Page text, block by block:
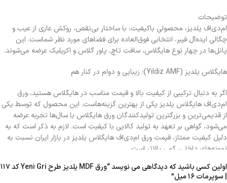
توضیحات
ام‌دی‌اف یلدیز، محصولی باکیفیت، با ساختار بی‌نقص، روکش عاری از عیب و
چگالی ایده‌آل فیبر، انتخابی فوق‌العاده برای فضاهای مورد نظر شماست. این
پانل‌ها در چهار نوع هایگلاس، سافت تاچ، پاور گلاس و اکریلیک عرضه می‌شوند.
هایگلاس یلدیز (Yildiz AMF): زیبایی و دوام در کنار هم
اگر به دنبال ترکیبی از کیفیت بالا و قیمت مناسب در هایگلاس هستید، ورق
ام‌دی‌اف هایگلاس یلدیز یکی از بهترین گزینه‌هاست. این محصول که توسط یکی
از قدیمی‌ترین و بزرگترین تولیدکنندگان ورق هایگلاس با سال‌ها تجربه عرضه
می‌شود، گواهی بر تعهد به تولید کالایی با کیفیت است. لازم به ذکر است که به
دلیل کیفیت ممتاز، قیمت ورق ام‌دی‌اف هایگلاس یلدیز در بازار ایران نسبت به
نمونه‌های داخلی، کمی بالاتر است.
اولین کسی باشید که دیدگاهی می نویسد “ورق MDF یلدیز طرح Yeni Gri کد ۱۱۷
| سوپرمات ۱۶ میل”